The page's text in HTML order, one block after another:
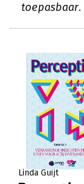
toepasbaar.
Linda Guijt